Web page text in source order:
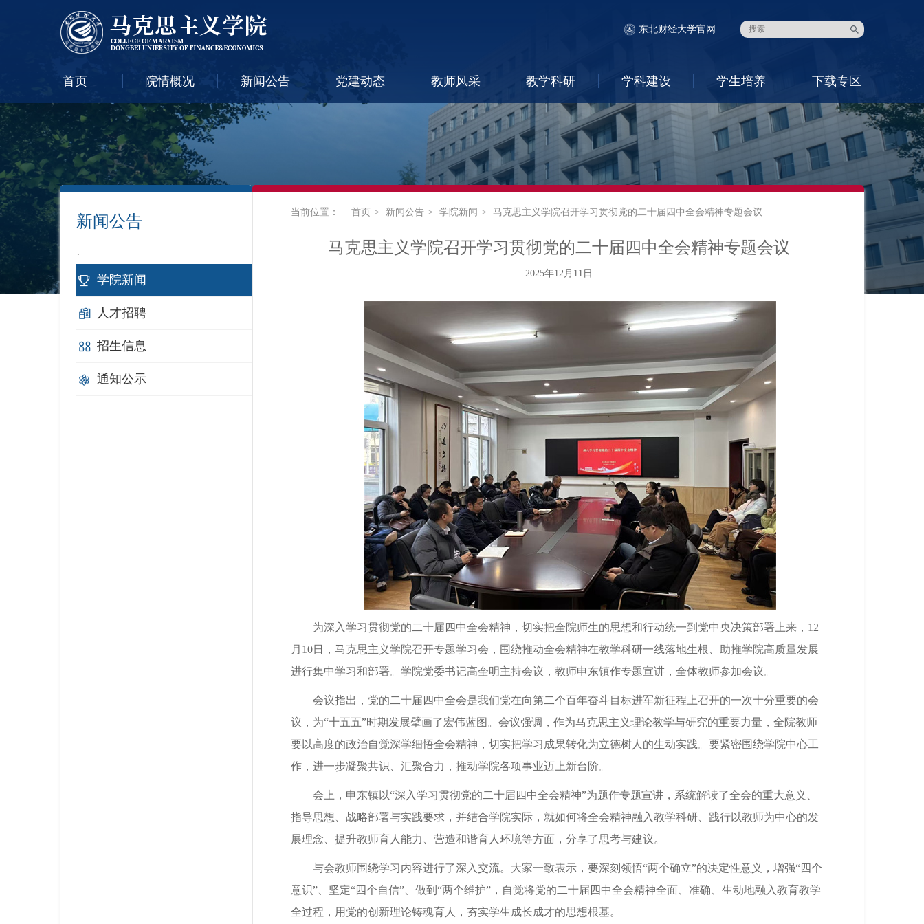
东北财经大学官网
首页 院情概况 新闻公告 党建动态 教师风采 教学科研 学科建设 学生培养 下载专区
新闻公告
`
学院新闻
人才招聘
招生信息
通知公示
当前位置： 首页 新闻公告 学院新闻 马克思主义学院召开学习贯彻党的二十届四中全会精神专题会议
马克思主义学院召开学习贯彻党的二十届四中全会精神专题会议
2025年12月11日
为深入学习贯彻党的二十届四中全会精神，切实把全院师生的思想和行动统一到党中央决策部署上来， 12
月10日，马克思主义学院召开专题学习会，围绕推动全会精神在教学科研一线落地生根、助推学院高质量发展
进行集中学习和部署。 学院党委书记高奎明主持会议， 教师申东镇作专题宣讲 ，全体教师参加会议。
会议指出，党的二十届四中全会是我们党在向第二个百年奋斗目标进军新征程上召开的一次十分重要的会
议 ， 为“十五五”时期发展擘画了宏伟蓝图。会议强调，作为马克思主义理论教学与研究的重要力量，全院教师
要以高度的政治自觉深学细悟全会精神，切实把学习成果转化为立德树人的生动实践。要紧密围绕学院中心工
作，进一步凝聚共识、汇聚合力，推动学院各项事业迈上新台阶。
会上，申东镇以“深入学习贯彻党的二十届四中全会精神”为题作专题宣讲，系统解读了全会的重大意义、
指导思想、战略部署与实践要求，并结合学院实际，就如何将全会精神融入教学科研、践行以教师为中心的发
展理念、提升教师育人能力、营造和谐育人环境等方面，分享了思考与建议。
与会教师围绕学习内容进行了深入交流。大家一致表示，要深刻领悟“两个确立”的决定性意义，增强“四个
意识”、坚定“四个自信”、做到“两个维护”，自觉将党的二十届四中全会精神全面、准确、生动地融入教育教学
全过程，用党的创新理论铸魂育人，夯实学生成长成才的思想根基。